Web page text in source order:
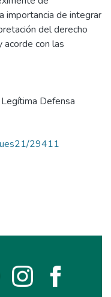
importancia de integrar
del derecho
acorde con las
Defensa
29411